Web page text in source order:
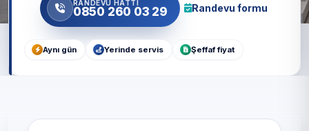
RANDEVU HATTI
0850 260 03 29 Randevu formu
Aynı gün Yerinde servis Şeffaf fiyat